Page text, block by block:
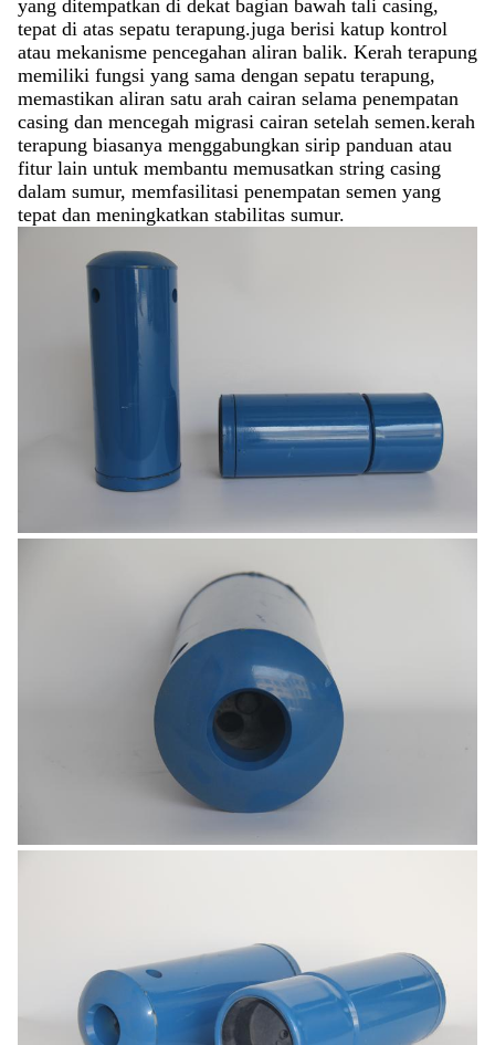
yang ditempatkan di dekat bagian bawah tali casing,
tepat di atas sepatu terapung.juga berisi katup kontrol
atau mekanisme pencegahan aliran balik. Kerah terapung
memiliki fungsi yang sama dengan sepatu terapung,
memastikan aliran satu arah cairan selama penempatan
casing dan mencegah migrasi cairan setelah semen.kerah
terapung biasanya menggabungkan sirip panduan atau
fitur lain untuk membantu memusatkan string casing
dalam sumur, memfasilitasi penempatan semen yang
tepat dan meningkatkan stabilitas sumur.